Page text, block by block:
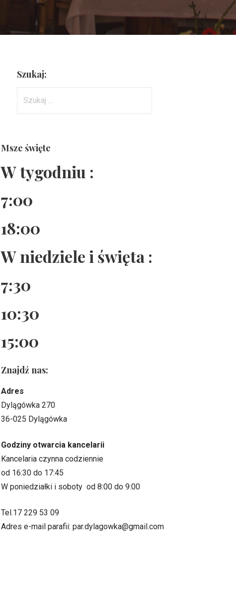
Szukaj:
Msze święte
W tygodniu :
7:00
18:00
W niedziele i święta :
7:30
10:30
15:00
Znajdź nas:
Adres
Dylągówka 270
36-025 Dylągówka
Godziny otwarcia kancelarii
Kancelaria czynna codziennie
od 16:30 do 17:45
W poniedziałki i soboty od 8:00 do 9:00
Tel.17 229 53 09
Adres e-mail parafii: par.dylagowka@gmail.com